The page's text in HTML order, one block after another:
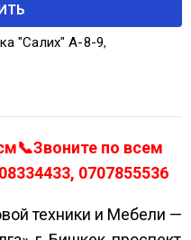
"Салих" А-8-9,
по всем
0707855536
техники и Мебели —